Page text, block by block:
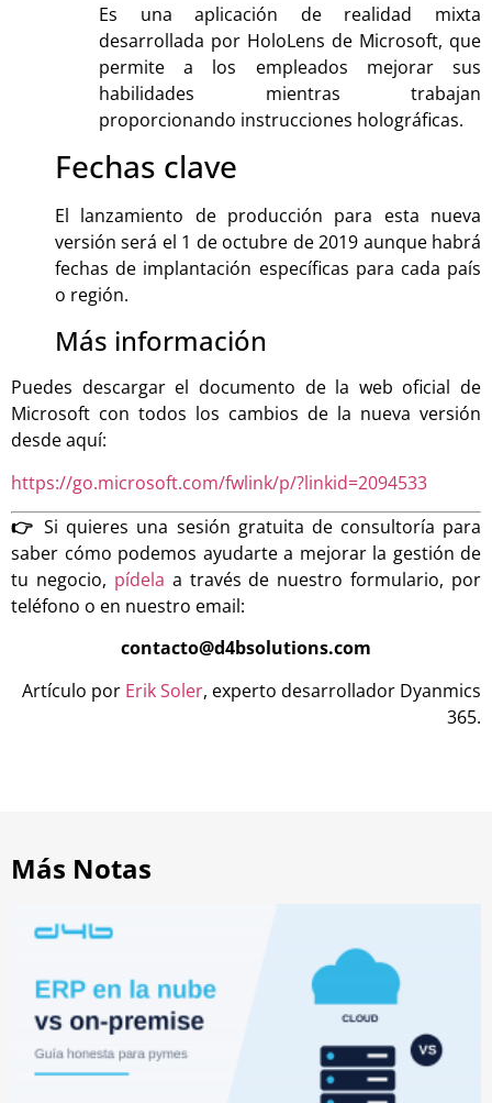
Es una aplicación de realidad mixta
desarrollada por HoloLens de Microsoft, que
permite a los empleados mejorar sus
habilidades mientras trabajan
proporcionando instrucciones holográficas.
Fechas clave
El lanzamiento de producción para esta nueva
versión será el 1 de octubre de 2019 aunque habrá
fechas de implantación específicas para cada país
o región.
Más información
Puedes descargar el documento de la web oficial de
Microsoft con todos los cambios de la nueva versión
desde aquí:
https://go.microsoft.com/fwlink/p/?linkid=2094533
👉 Si quieres una sesión gratuita de consultoría para
saber cómo podemos ayudarte a mejorar la gestión de
tu negocio, pídela a través de nuestro formulario, por
teléfono o en nuestro email:
contacto@d4bsolutions.com
Artículo por Erik Soler, experto desarrollador Dyanmics
365.
Más Notas